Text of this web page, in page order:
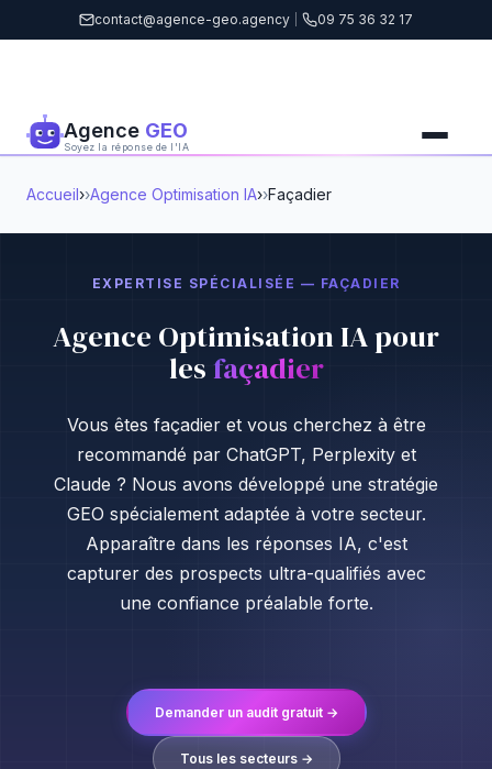
contact@agence-geo.agency 09 75 36 32 17
Agence GEO
Soyez la réponse de l'IA
Accueil› Agence Optimisation IA› Façadier
EXPERTISE SPÉCIALISÉE — FAÇADIER
Agence Optimisation IA pour
lesfaçadier
Vous êtes façadier et vous cherchez à être
recommandé par ChatGPT, Perplexity et
Claude ? Nous avons développé une stratégie
GEO spécialement adaptée à votre secteur.
Apparaître dans les réponses IA, c'est
capturer des prospects ultra-qualifiés avec
une confiance préalable forte.
Demander un audit gratuit →
Tous les secteurs →